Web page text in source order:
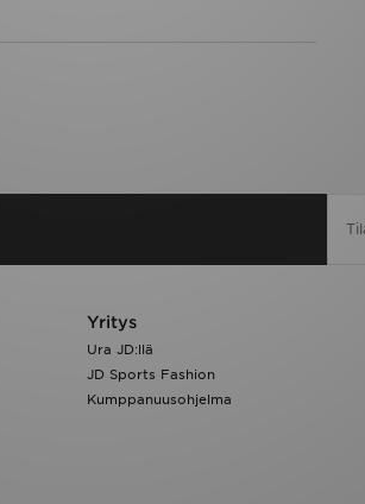
Yritys
Ura JD:llä
JD Sports Fashion
Kumppanuusohjelma